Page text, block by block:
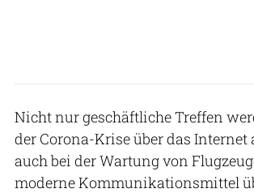
Nicht nur geschäftliche Treffen
der Corona-Krise über das Internet
auch bei der Wartung von
moderne Kommunikationsmittel